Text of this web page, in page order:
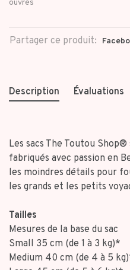
ouvrés
Partager ce produit:
Description Évaluations
Les sacs The Toutou
fabriqués avec passion en
les moindres détails pour
les grands et les petits
Tailles
Mesures de la base du sac
Small 35 cm (de 1 à 3 kg)*
Medium 40 cm (de 4 à 5